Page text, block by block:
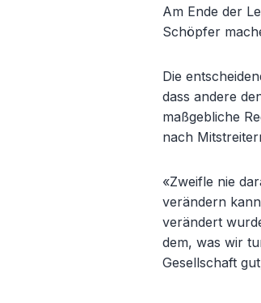
Am Ende der
Schöpfer
Die
dass andere
maßgebliche
nach
«Zweifle nie
verändern
verändert
dem, was wir
Gesellschaft